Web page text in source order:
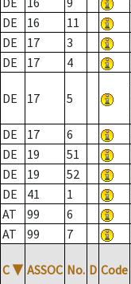
DE
16 11
DE
17 3
DE
17 4
DE 17 5
DE 17 6
DE
19 51
DE
19 52
DE
41 1
AT
99 6
AT
99 7
C ▼ ASSOC No. D Code